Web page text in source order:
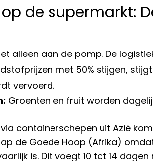
de supermarkt:
alleen aan de pomp. De
met 50% stijgen,
vervoerd.
Groenten en fruit worden
containerschepen uit Azië
de Goede Hoop (Afrika)
is. Dit voegt 10 tot 14